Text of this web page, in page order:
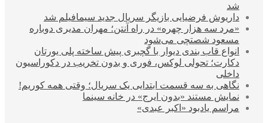
شد
داریوش فرضیایی بازیگر سریال جدید سیمافیلم شد
«مرد سه هزار چهره» در راه آنتن؛ مهران مدیری دوباره
مسعود شصتچی می‌شود
انواع قاب بندی دیوار با گچبری پیش ساخته پلی یورتان
دکارت؛ تحولی لوکس، فوری و بدون تخریب در دکوراسیون
داخلی
نگاهی به سه قسمت ابتدایی یک سریال؛ وقتی همه کوریم!
نمایش مستند «بدون ایرج» در خانه سینما
مراسم یادبود «اکبر عبدی»